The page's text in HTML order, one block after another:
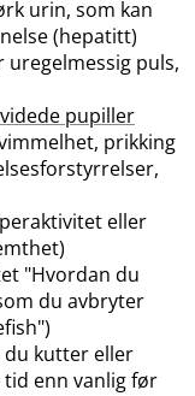
urin, som kan
(hepatitt)
puls,
pupiller
prikking
eller
"Hvordan du
du avbryter
kutter eller
enn vanlig før